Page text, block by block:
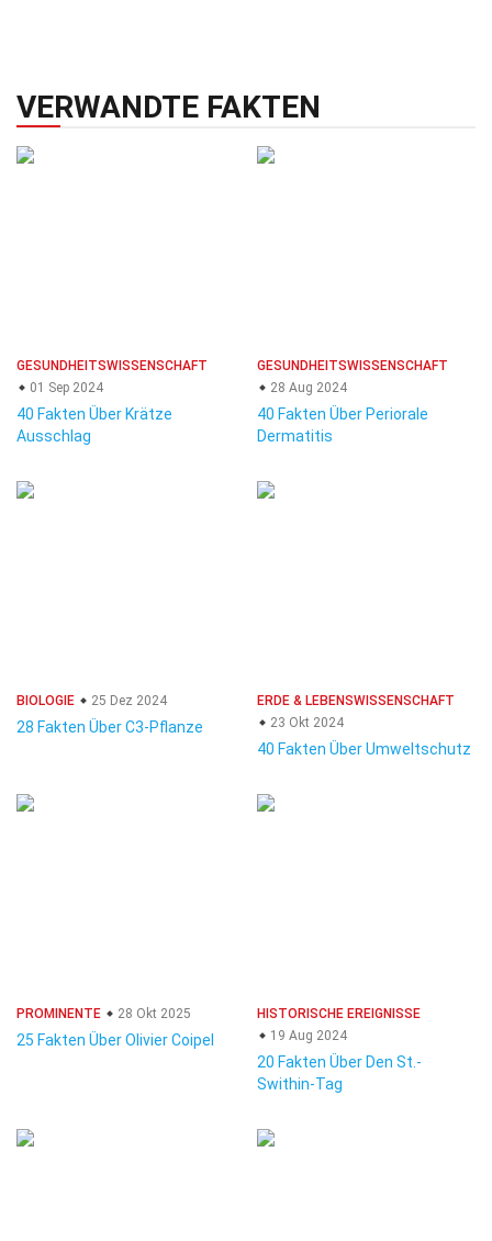
VERWANDTE FAKTEN
GESUNDHEITSWISSENSCHAFT
01 Sep 2024
40 Fakten Über Krätze
Ausschlag
GESUNDHEITSWISSENSCHAFT
28 Aug 2024
40 Fakten Über Periorale
Dermatitis
BIOLOGIE 25 Dez 2024
28 Fakten Über C3-Pflanze
ERDE & LEBENSWISSENSCHAFT
23 Okt 2024
40 Fakten Über Umweltschutz
PROMINENTE 28 Okt 2025
25 Fakten Über Olivier Coipel
HISTORISCHE EREIGNISSE
19 Aug 2024
20 Fakten Über Den St.-
Swithin-Tag